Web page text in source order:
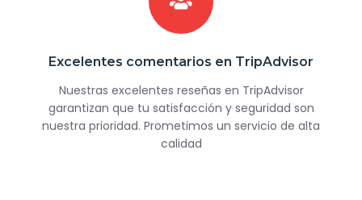
Excelentes comentarios en TripAdvisor
Nuestras excelentes reseñas en TripAdvisor
garantizan que tu satisfacción y seguridad son
nuestra prioridad. Prometimos un servicio de alta
calidad